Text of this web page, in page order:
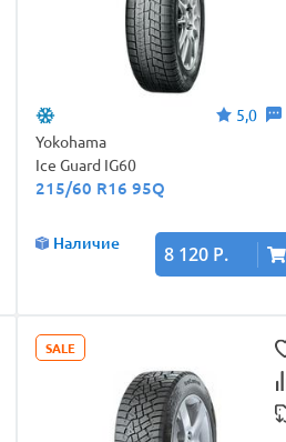
5,0
Yokohama
Ice Guard IG60
215/60 R16 95Q
Наличие 8 120 Р.
SALE